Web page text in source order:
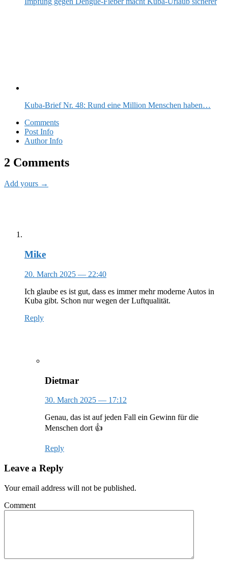
Kuba-Brief Nr. 48: Rund eine Million Menschen haben…
Comments
Post Info
Author Info
2 Comments
Add yours →
Mike
20. March 2025 — 22:40
Ich glaube es ist gut, dass es immer mehr moderne Autos in
Kuba gibt. Schon nur wegen der Luftqualität.
Reply
Dietmar
30. March 2025 — 17:12
Genau, das ist auf jeden Fall ein Gewinn für die
Menschen dort 👍
Reply
Leave a Reply
Your email address will not be published.
Comment